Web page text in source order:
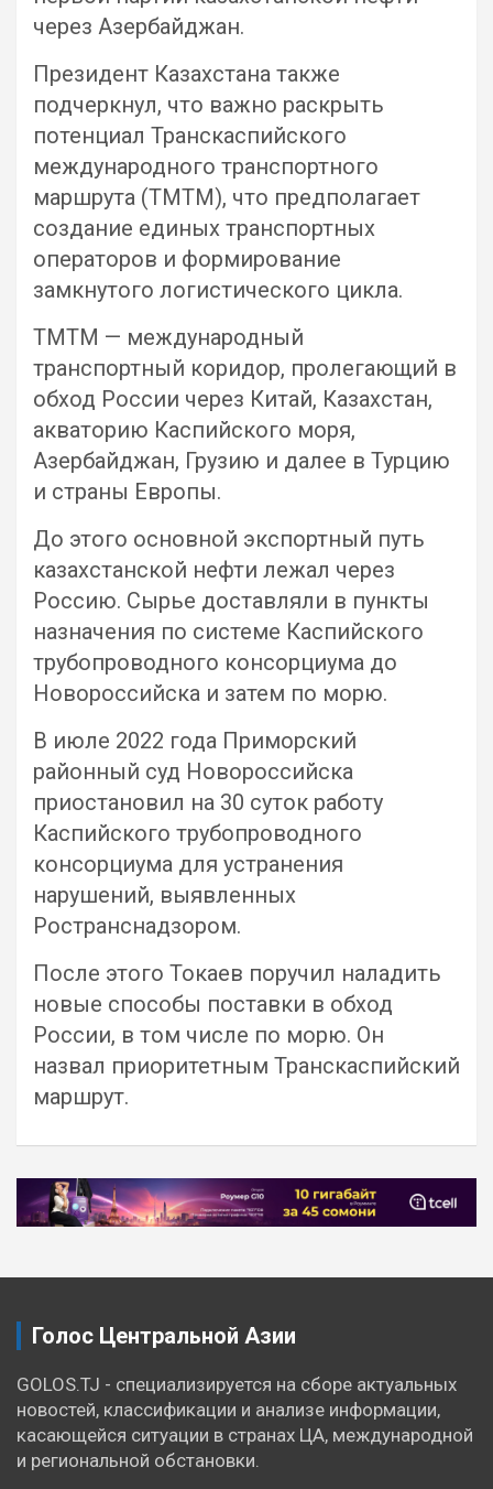
через Азербайджан.
Президент Казахстана также
подчеркнул, что важно раскрыть
потенциал Транскаспийского
международного транспортного
маршрута (ТМТМ), что предполагает
создание единых транспортных
операторов и формирование
замкнутого логистического цикла.
ТМТМ — международный
транспортный коридор, пролегающий в
обход России через Китай, Казахстан,
акваторию Каспийского моря,
Азербайджан, Грузию и далее в Турцию
и страны Европы.
До этого основной экспортный путь
казахстанской нефти лежал через
Россию. Сырье доставляли в пункты
назначения по системе Каспийского
трубопроводного консорциума до
Новороссийска и затем по морю.
В июле 2022 года Приморский
районный суд Новороссийска
приостановил на 30 суток работу
Каспийского трубопроводного
консорциума для устранения
нарушений, выявленных
Ространснадзором.
После этого Токаев поручил наладить
новые способы поставки в обход
России, в том числе по морю. Он
назвал приоритетным Транскаспийский
маршрут.
Навигация
по
Голос Центральной Азии
GOLOS.TJ - специализируется на сборе актуальных
новостей, классификации и анализе информации,
касающейся ситуации в странах ЦА, международной
и региональной обстановки.